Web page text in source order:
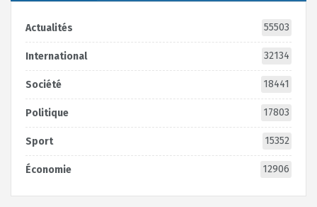
Actualités 55503
International 32134
Société 18441
Politique 17803
Sport 15352
Économie 12906